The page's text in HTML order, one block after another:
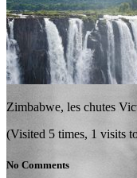
Zimbabwe, les chutes
(Visited 5 times, 1 visits
No Comments